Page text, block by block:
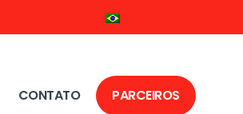
CONTATO PARCEIROS